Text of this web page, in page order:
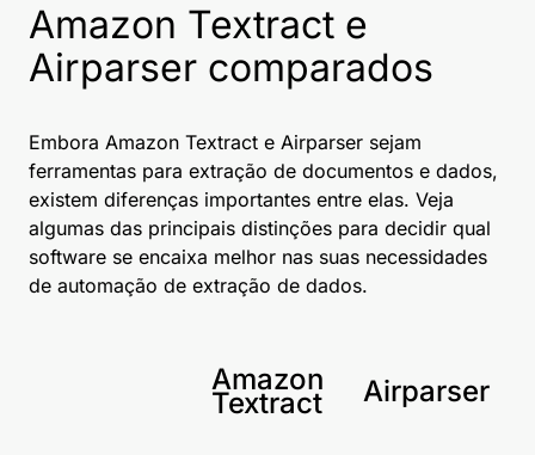
Amazon Textract e
Airparser comparados
Embora Amazon Textract e Airparser sejam
ferramentas para extração de documentos e dados,
existem diferenças importantes entre elas. Veja
algumas das principais distinções para decidir qual
software se encaixa melhor nas suas necessidades
de automação de extração de dados.
Amazon
Textract Airparser